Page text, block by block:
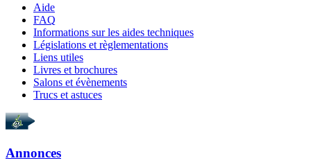
Aide
FAQ
Informations sur les aides techniques
Législations et règlementations
Liens utiles
Livres et brochures
Salons et évènements
Trucs et astuces
Annonces